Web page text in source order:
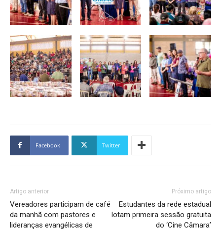
Facebook Twitter
Artigo anterior
Vereadores participam de café
da manhã com pastores e
lideranças evangélicas de
Próximo artigo
Estudantes da rede estadual
lotam primeira sessão gratuita
do ‘Cine Câmara’